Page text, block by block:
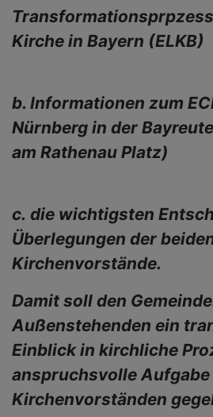
Kirche in Bayern (ELKB)
b. Informationen zum
Nürnberg in der
am Rathenau Platz)
c. die wichtigsten
Überlegungen der
Kirchenvorstände.
Damit soll den
Außenstehenden ein
Einblick in kirchliche
anspruchsvolle Aufgabe
Kirchenvorständen